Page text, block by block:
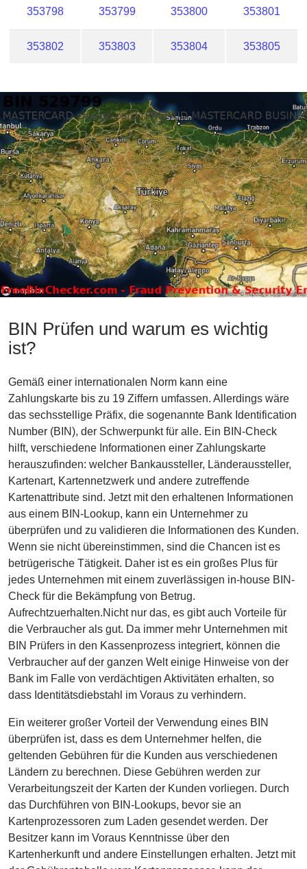
353798 353799 353800 353801
353802 353803 353804 353805
BIN Prüfen und warum es wichtig
ist?
Gemäß einer internationalen Norm kann eine
Zahlungskarte bis zu 19 Ziffern umfassen. Allerdings wäre
das sechsstellige Präfix, die sogenannte Bank Identification
Number (BIN), der Schwerpunkt für alle. Ein BIN-Check
hilft, verschiedene Informationen einer Zahlungskarte
herauszufinden: welcher Bankaussteller, Länderaussteller,
Kartenart, Kartennetzwerk und andere zutreffende
Kartenattribute sind. Jetzt mit den erhaltenen Informationen
aus einem BIN-Lookup, kann ein Unternehmer zu
überprüfen und zu validieren die Informationen des Kunden.
Wenn sie nicht übereinstimmen, sind die Chancen ist es
betrügerische Tätigkeit. Daher ist es ein großes Plus für
jedes Unternehmen mit einem zuverlässigen in-house BIN-
Check für die Bekämpfung von Betrug.
Aufrechtzuerhalten.Nicht nur das, es gibt auch Vorteile für
die Verbraucher als gut. Da immer mehr Unternehmen mit
BIN Prüfers in den Kassenprozess integriert, können die
Verbraucher auf der ganzen Welt einige Hinweise von der
Bank im Falle von verdächtigen Aktivitäten erhalten, so
dass Identitätsdiebstahl im Voraus zu verhindern.
Ein weiterer großer Vorteil der Verwendung eines BIN
überprüfen ist, dass es dem Unternehmer helfen, die
geltenden Gebühren für die Kunden aus verschiedenen
Ländern zu berechnen. Diese Gebühren werden zur
Verarbeitungszeit der Karten der Kunden vorliegen. Durch
das Durchführen von BIN-Lookups, bevor sie an
Kartenprozessoren zum Laden gesendet werden. Der
Besitzer kann im Voraus Kenntnisse über den
Kartenherkunft und andere Einstellungen erhalten. Jetzt mit